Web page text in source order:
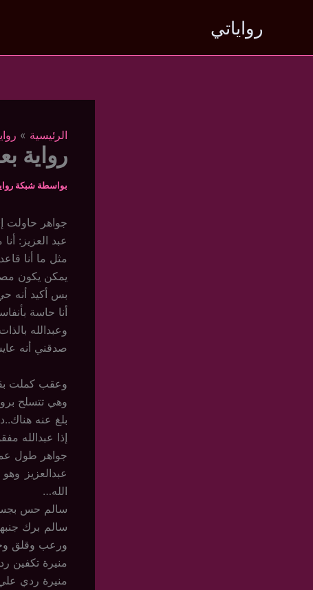
رواياتي
الرئيسية
رواية
بواسطة شبكة
جواهر حاولت
عبد العزيز:
مثل ما أنا
يمكن يكون
بس أكيد أنه
أنا حاسة
وعبدالله
صدقني أنه
وعقب كملت
وهي تتسلح
بلغ عنه
إذا عبدالله
جواهر طول
عبدالعزيز
الله…
سالم حس بجسم
سالم برك
ورعب وقلق
منيرة تكفين
منيرة ردي